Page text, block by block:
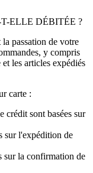
ELLE DÉBITÉE ?
passation de votre
y compris
les articles expédiés
carte :
crédit sont basées sur
sur l'expédition de
sur la confirmation de